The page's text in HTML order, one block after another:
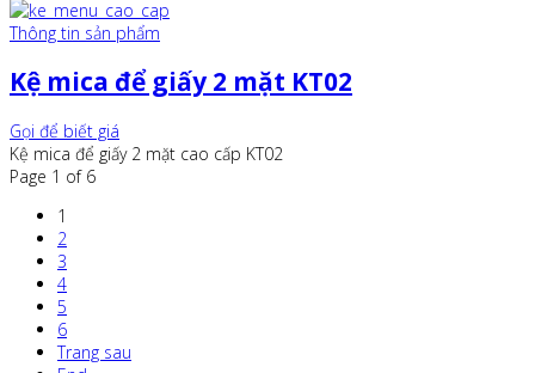
Thông tin sản phẩm
Kệ mica để giấy 2 mặt KT02
Gọi để biết giá
Kệ mica để giấy 2 mặt cao cấp KT02
Page 1 of 6
1
2
3
4
5
6
Trang sau